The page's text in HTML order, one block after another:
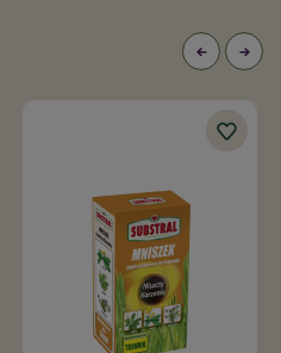
naturalnego) -
naturalnych pyretryn) - 7g/l
ml wystarczy na ok. 14 l